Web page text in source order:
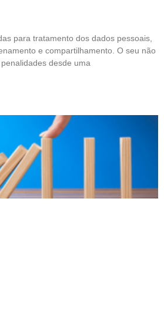
para tratamento dos dados pessoais,
e compartilhamento. O seu não
desde uma